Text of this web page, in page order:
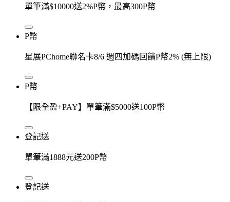
單筆滿$10000送2%P幣，最高300P幣
P幣
星展PChome聯名卡8/6 週四加碼回饋P幣2% (無上限)
P幣
【限全盈+PAY】單筆滿$5000送100P幣
登記送
單筆滿1888元送200P幣
登記送